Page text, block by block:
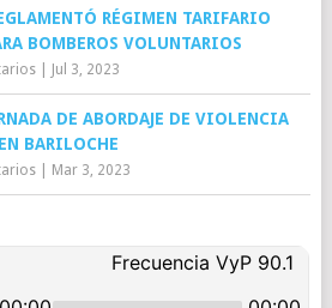
RÉGIMEN TARIFARIO
BOMBEROS VOLUNTARIOS
| Jul 3, 2023
DE ABORDAJE DE VIOLENCIA
BARILOCHE
| Mar 3, 2023